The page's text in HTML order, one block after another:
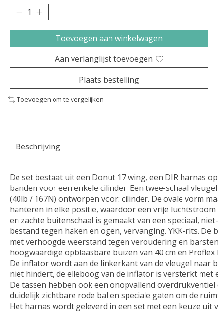
Toevoegen aan winkelwagen
Aan verlanglijst toevoegen
Plaats bestelling
Toevoegen om te vergelijken
Beschrijving
De set bestaat uit een Donut 17 wing, een DIR harnas
banden voor een enkele cilinder. Een twee-schaal
(40lb / 167N) ontworpen voor: cilinder. De ovale vorm
hanteren in elke positie, waardoor een vrije luchtstroom
en zachte buitenschaal is gemaakt van een speciaal,
bestand tegen haken en ogen, vervanging. YKK-rits. De
met verhoogde weerstand tegen veroudering en
hoogwaardige opblaasbare buizen van 40 cm en
De inflator wordt aan de linkerkant van de vleugel naar
niet hindert, de elleboog van de inflator is versterkt met
De tassen hebben ook een onopvallend
duidelijk zichtbare rode bal en speciale gaten om de
Het harnas wordt geleverd in een set met een keuze uit